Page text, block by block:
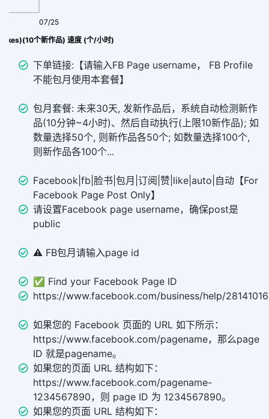
个新作品) 速度 (个/小时)
07/25
下单链接:【请输入FB Page username， FB Profile
不能包月使用本套餐】
包月套餐: 未来30天, 发新作品后，系统自动检测新作
品(10分钟~4小时)、然后自动执行(上限10新作品); 如
数量选择50个, 则新作品各50个; 如数量选择100个,
则新作品各100个...
Facebook|fb|脸书|包月|订阅|赞|like|auto|自动【For
Facebook Page Post Only】
请设置Facebook page username，确保post是
public
⚠️ FB包月请输入page id
✅ Find your Facebook Page ID
https://www.facebook.com/business/help/
如果您的 Facebook 页面的 URL 如下所示：
https://www.facebook.com/pagename，那么page
ID 就是pagename。
如果您的页面 URL 结构如下：
https://www.facebook.com/pagename-
1234567890，则 page ID 为 1234567890。
如果您的页面 URL 结构如下：